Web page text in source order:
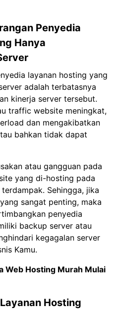
Penyedia
Hanya
layanan hosting yang
adalah terbatasnya
kinerja server tersebut.
traffic website meningkat,
dan mengakibatkan
bahkan tidak dapat
atau gangguan pada
yang di-hosting pada
Sehingga, jika
sangat penting, maka
penyedia
backup server atau
kegagalan server
Kamu.
Web Hosting Murah Mulai
Hosting